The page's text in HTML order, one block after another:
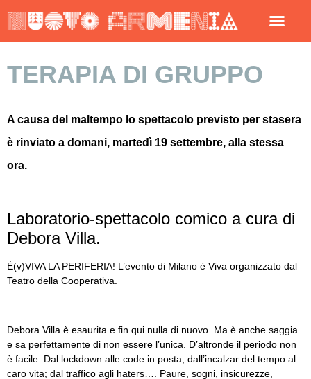
TERAPIA DI GRUPPO
A causa del maltempo lo spettacolo previsto per stasera
è rinviato a domani, martedì 19 settembre, alla stessa
ora.
Laboratorio-spettacolo comico a cura di
Debora Villa.
È(v)VIVA LA PERIFERIA! L’evento di Milano è Viva organizzato dal
Teatro della Cooperativa.
Debora Villa è esaurita e fin qui nulla di nuovo. Ma è anche saggia
e sa perfettamente di non essere l’unica. D’altronde il periodo non
è facile. Dal lockdown alle code in posta; dall’incalzar del tempo al
caro vita; dal traffico agli haters…. Paure, sogni, insicurezze,